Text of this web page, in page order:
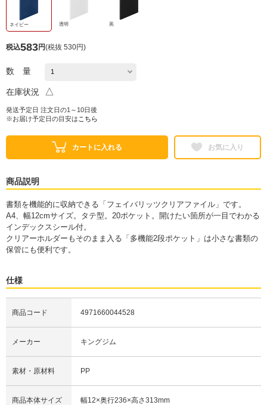
ネイビー 透明 黒
税込583円(税抜 530円)
数 量
在庫状況 △
発送予定日 注文日の1～10日後
※お届け予定日の目安は こちら
カートに入れる お気に入り
商品説明
書類を機能的に収納できる「フェイバリッツクリアファイル」です。
A4、幅12cmサイズ。タテ型。20ポケット。開けたい箇所が一目でわかる
インデックスシール付。
クリアーホルダーもそのまま入る「多機能2段ポケット」は小さな書類の
保管にも便利です。
仕様
商品コード 4971660044528
メーカー キングジム
素材・原材料 PP
商品本体サイズ
幅12×奥行236×高さ313mm